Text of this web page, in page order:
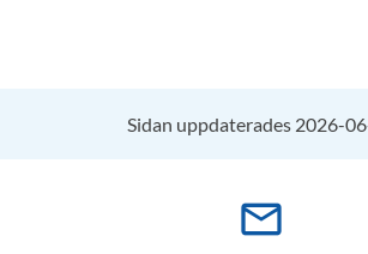
Sidan uppdaterades 2026-
mail_outline